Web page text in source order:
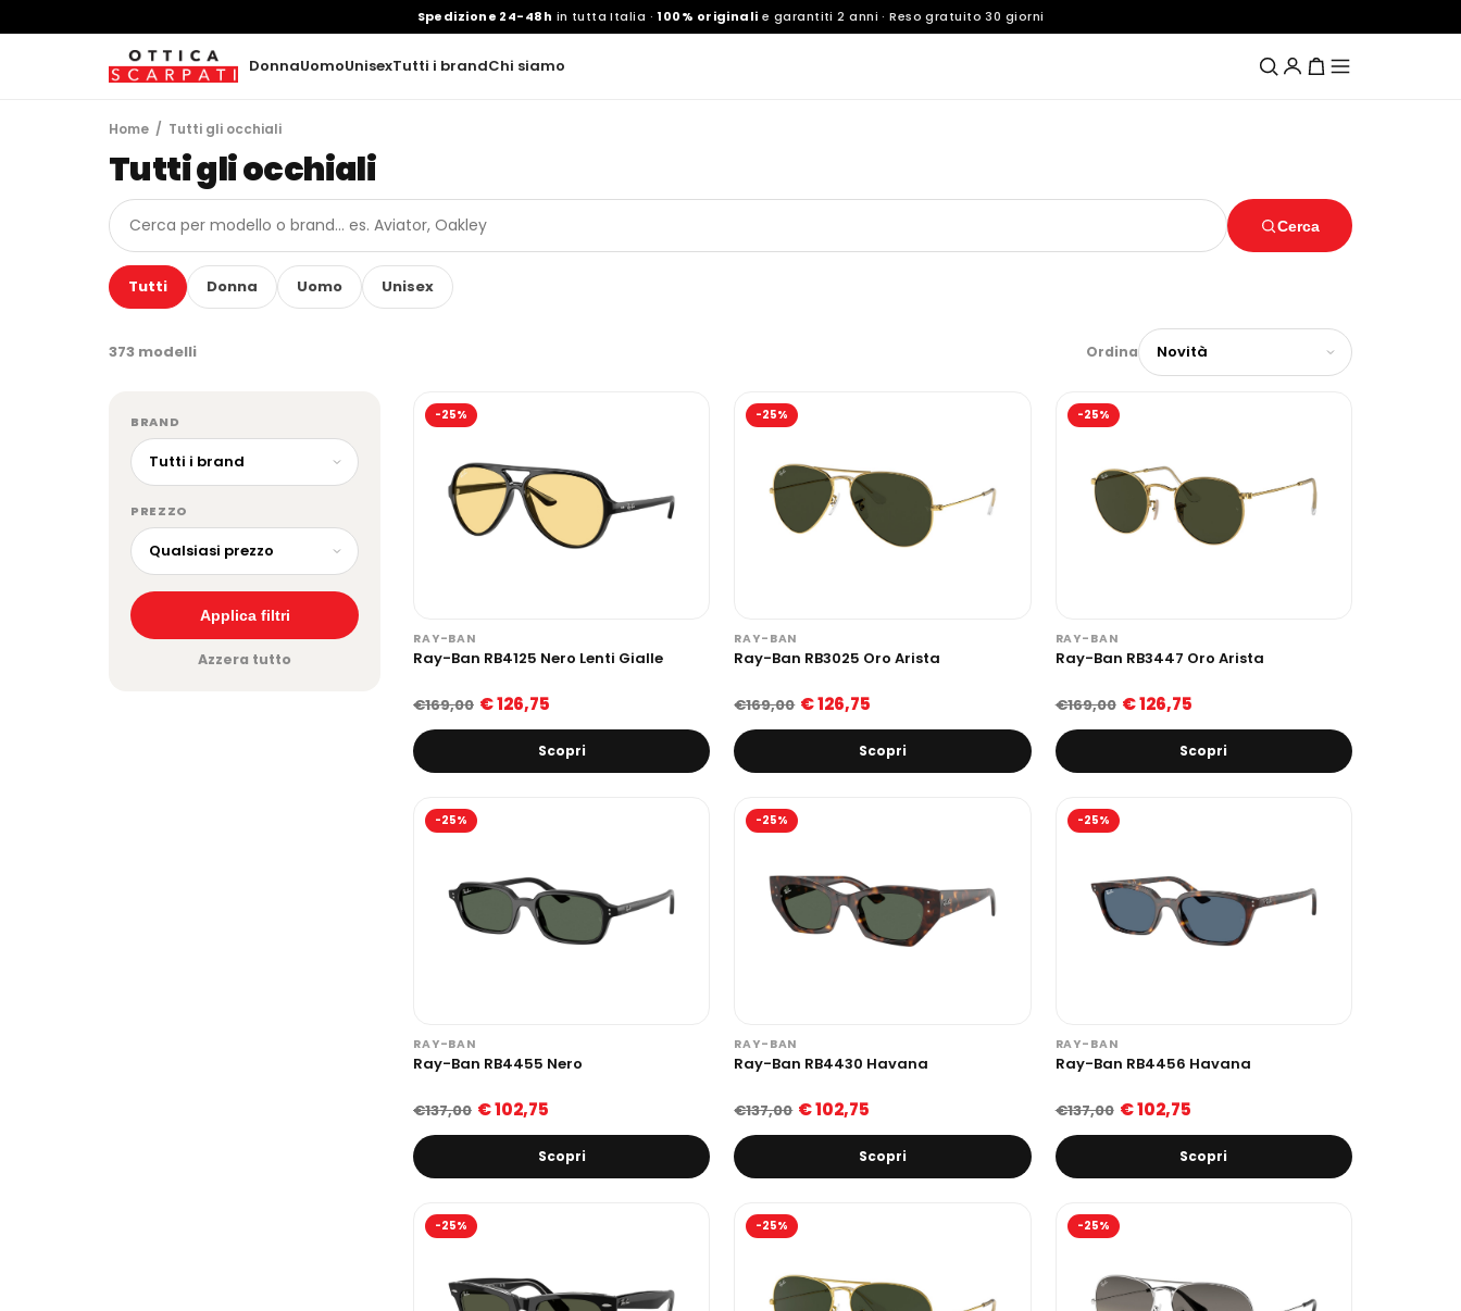
Spedizione 24-48h in tutta Italia ·100% originali e garantiti 2 anni · Reso gratuito 30 giorni
DonnaUomoUnisexTutti i brandChi siamo
Home / Tutti gli occhiali
Tutti gli occhiali
Cerca
Tutti Donna Uomo Unisex
373 modelli Ordina
BRAND
PREZZO
Applica filtri
Azzera tutto
-25%
RAY-BAN
Ray-Ban RB4125 Nero Lenti Gialle
€169,00 € 126,75
Scopri
-25%
RAY-BAN
Ray-Ban RB3025 Oro Arista
€169,00 € 126,75
Scopri
-25%
RAY-BAN
Ray-Ban RB3447 Oro Arista
€169,00 € 126,75
Scopri
-25%
RAY-BAN
Ray-Ban RB4455 Nero
€137,00 € 102,75
Scopri
-25%
RAY-BAN
Ray-Ban RB4430 Havana
€137,00 € 102,75
Scopri
-25%
RAY-BAN
Ray-Ban RB4456 Havana
€137,00 € 102,75
Scopri
-25% -25% -25%